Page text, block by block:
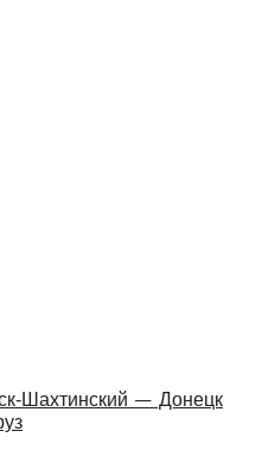
— Донецк